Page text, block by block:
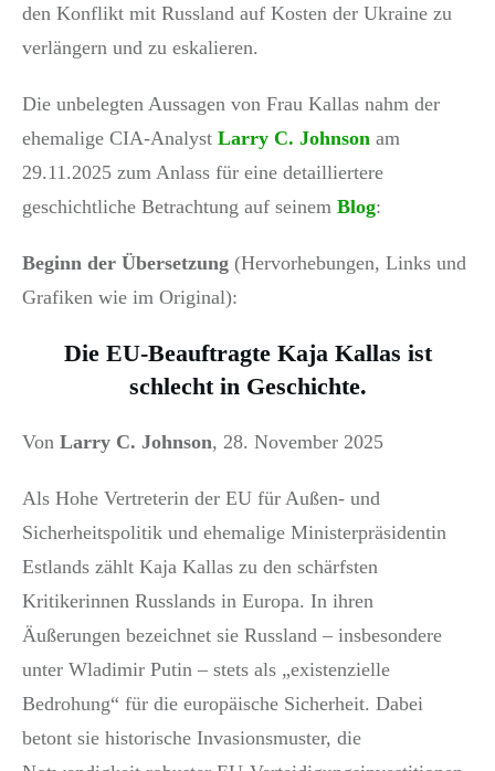
den Konflikt mit Russland auf Kosten der Ukraine zu
verlängern und zu eskalieren.
Die unbelegten Aussagen von Frau Kallas nahm der
ehemalige CIA-Analyst Larry C. Johnson am
29.11.2025 zum Anlass für eine detailliertere
geschichtliche Betrachtung auf seinem Blog:
Beginn der Übersetzung (Hervorhebungen, Links und
Grafiken wie im Original):
Die EU-Beauftragte Kaja Kallas ist
schlecht in Geschichte.
Von Larry C. Johnson, 28. November 2025
Als Hohe Vertreterin der EU für Außen- und
Sicherheitspolitik und ehemalige Ministerpräsidentin
Estlands zählt Kaja Kallas zu den schärfsten
Kritikerinnen Russlands in Europa. In ihren
Äußerungen bezeichnet sie Russland – insbesondere
unter Wladimir Putin – stets als „existenzielle
Bedrohung“ für die europäische Sicherheit. Dabei
betont sie historische Invasionsmuster, die